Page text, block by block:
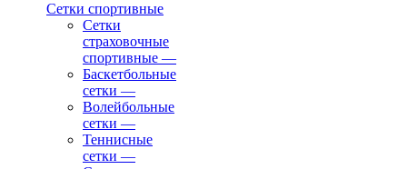
Сетки спортивные
Сетки
страховочные
спортивные —
Баскетбольные
сетки —
Волейбольные
сетки —
Теннисные
сетки —